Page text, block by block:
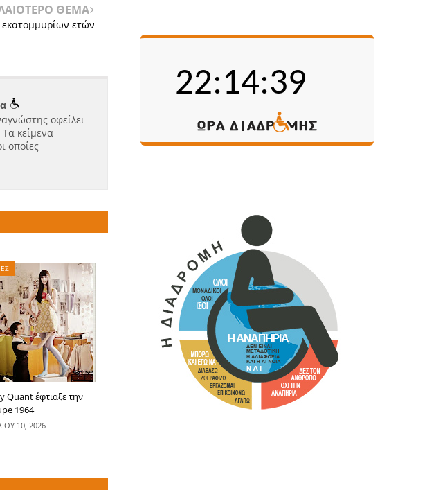
ΘΕΜΑ
ετών
οφείλει
κείμενα
οποίες
Quant έφτιαξε την
1964
10, 2026